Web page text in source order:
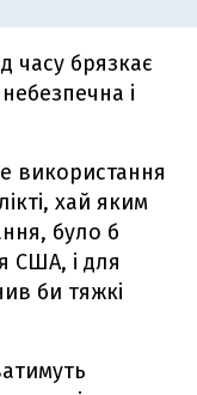
часу брязкає
і
використання
хай яким
було б
США, і для
би тяжкі